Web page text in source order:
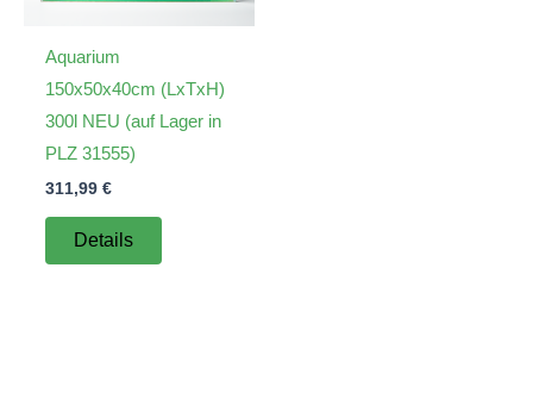
Aquarium
150x50x40cm (LxTxH)
300l NEU (auf Lager in
PLZ 31555)
311,99 €
Details